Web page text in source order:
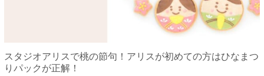
スタジオアリスで桃の節句！アリスが初めての方はひなまつ
りパックが正解！